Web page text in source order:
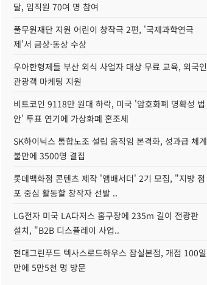
달, 임직원 70여 명 참여
풀무원재단 지원 어린이 창작극 2편, '국제과학연극
제'서 금상·동상 수상
우아한형제들 부산 외식 사업자 대상 무료 교육, 외국인
관광객 마케팅 지원
비트코인 9118만 원대 하락, 미국 '암호화폐 명확성 법
안' 투표 연기에 가상화폐 혼조세
SK하이닉스 통합노조 설립 움직임 본격화, 성과급 체계
불만에 3500명 결집
롯데백화점 콘텐츠 제작 '앰배서더' 2기 모집, "지방 점
포 중심 활동할 창작자 선발 ..
LG전자 미국 LA다저스 홈구장에 235m 길이 전광판
설치, "B2B 디스플레이 사업..
현대그린푸드 텍사스로드하우스 잠실본점, 개점 100일
만에 5만5천 명 방문